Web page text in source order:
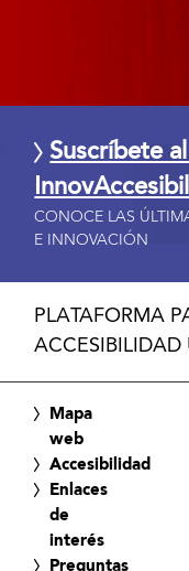
Suscríbete
CONOCE LAS
E INNOVACIÓN
PLATAFORMA
ACCESIBILIDAD
Mapa
web
Accesibilidad
Enlaces
de
interés
Preguntas